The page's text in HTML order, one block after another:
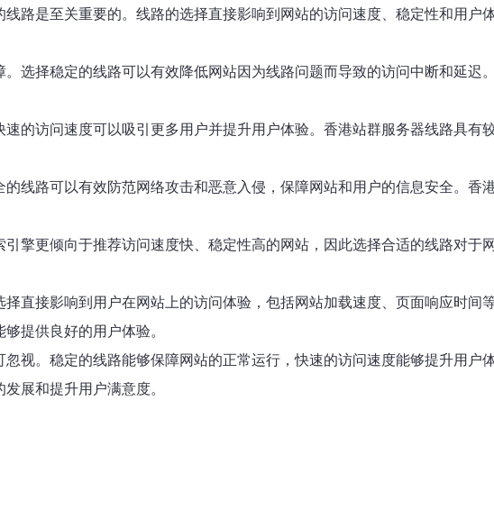
路是至关重要的。线路的选择直接影响到网站的访问速度、稳定性和用户
选择稳定的线路可以有效降低网站因为线路问题而导致的访问中断和延迟
的访问速度可以吸引更多用户并提升用户体验。香港站群服务器线路具有
线路可以有效防范网络攻击和恶意入侵，保障网站和用户的信息安全。
擎更倾向于推荐访问速度快、稳定性高的网站，因此选择合适的线路对于
直接影响到用户在网站上的访问体验，包括网站加载速度、页面响应时间
提供良好的用户体验。
视。稳定的线路能够保障网站的正常运行，快速的访问速度能够提升用户
展和提升用户满意度。